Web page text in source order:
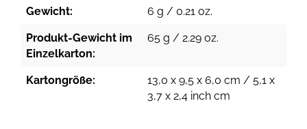
Gewicht: 6 g / 0.21 oz.
Produkt-Gewicht im
Einzelkarton:
65 g / 2.29 oz.
Kartongröße:
13,0 x 9,5 x 6,0 cm / 5,1 x
3,7 x 2,4 inch cm